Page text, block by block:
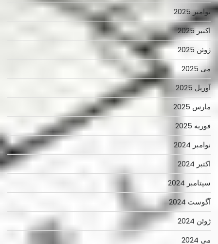
نوامبر 2025
اکتبر 2025
ژوئن 2025
می 2025
آوریل 2025
مارس 2025
فوریه 2025
نوامبر 2024
اکتبر 2024
سپتامبر 2024
آگوست 2024
ژوئن 2024
می 2024